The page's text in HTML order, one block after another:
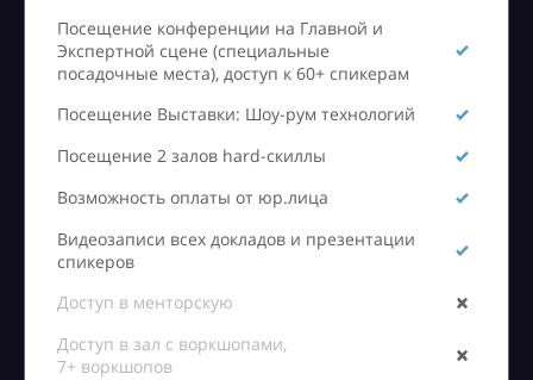
Посещение конференции на Главной и
Экспертной сцене (специальные
посадочные места), доступ к 60+ спикерам
Посещение Выставки: Шоу-рум технологий
Посещение 2 залов hard-скиллы
Возможность оплаты от юр.лица
Видеозаписи всех докладов и презентации
спикеров
Доступ в менторскую
Доступ в зал с воркшопами,
7+ воркшопов